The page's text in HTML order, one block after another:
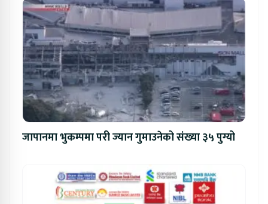
जापानमा भुकम्पमा परी ज्यान गुमाउनेको संख्या ३५ पुग्यो